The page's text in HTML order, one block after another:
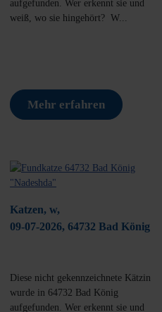
aufgefunden. Wer erkennt sie und
weiß, wo sie hingehört? W...
Mehr erfahren
Katzen, w,
09-07-2026, 64732 Bad König
Diese nicht gekennzeichnete Kätzin
wurde in 64732 Bad König
aufgefunden. Wer erkennt sie und